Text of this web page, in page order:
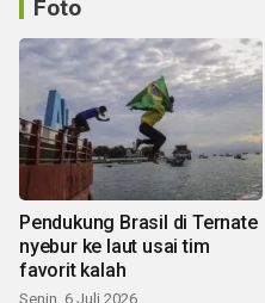
Foto
Pendukung Brasil di Ternate
nyebur ke laut usai tim
favorit kalah
Senin, 6 Juli 2026